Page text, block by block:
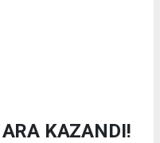
KAZANDI!